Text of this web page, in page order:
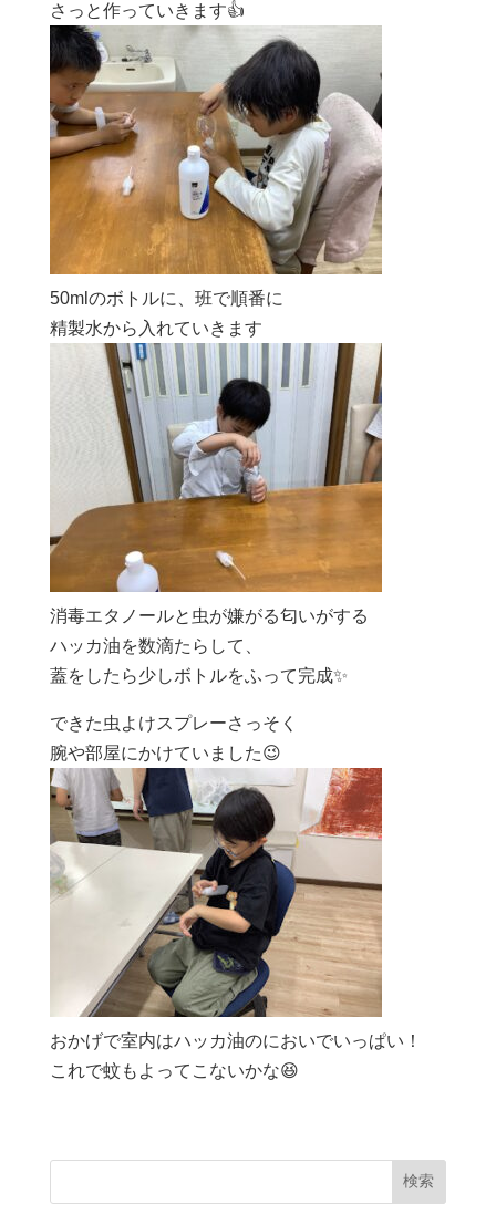
さっと作っていきます👍
50mlのボトルに、班で順番に
精製水から入れていきます
消毒エタノールと虫が嫌がる匂いがする
ハッカ油を数滴たらして、
蓋をしたら少しボトルをふって完成✨
できた虫よけスプレーさっそく
腕や部屋にかけていました😉
おかげで室内はハッカ油のにおいでいっぱい！
これで蚊もよってこないかな😆